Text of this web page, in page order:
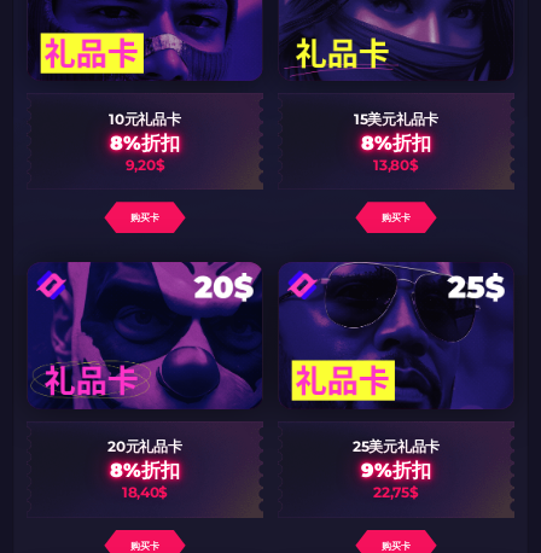
10元礼品卡
8%折扣
9,20$
购买卡
15美元礼品卡
8%折扣
13,80$
购买卡
20元礼品卡
8%折扣
18,40$
购买卡
25美元礼品卡
9%折扣
22,75$
购买卡